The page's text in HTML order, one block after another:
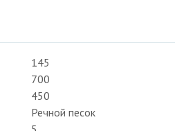
145
700
450
Речной песок